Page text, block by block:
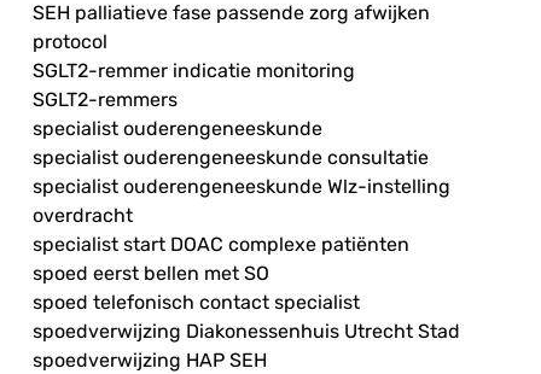
SEH palliatieve fase passende zorg afwijken
protocol
SGLT2-remmer indicatie monitoring
SGLT2-remmers
specialist ouderengeneeskunde
specialist ouderengeneeskunde consultatie
specialist ouderengeneeskunde Wlz-instelling
overdracht
specialist start DOAC complexe patiënten
spoed eerst bellen met SO
spoed telefonisch contact specialist
spoedverwijzing Diakonessenhuis Utrecht Stad
spoedverwijzing HAP SEH